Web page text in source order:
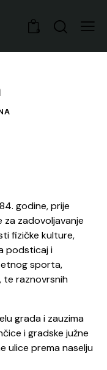
0
godine, prije
za zadovoljavanje
fizičke kulture,
podsticaj i
sporta,
raznovrsnih
grada i zauzima
i gradske južne
ulice prema naselju